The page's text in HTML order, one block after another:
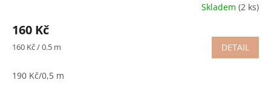
Skladem (2 ks)
160 Kč
Měrná
160 Kč / 0.5 m DETAIL
190 Kč/0,5 m